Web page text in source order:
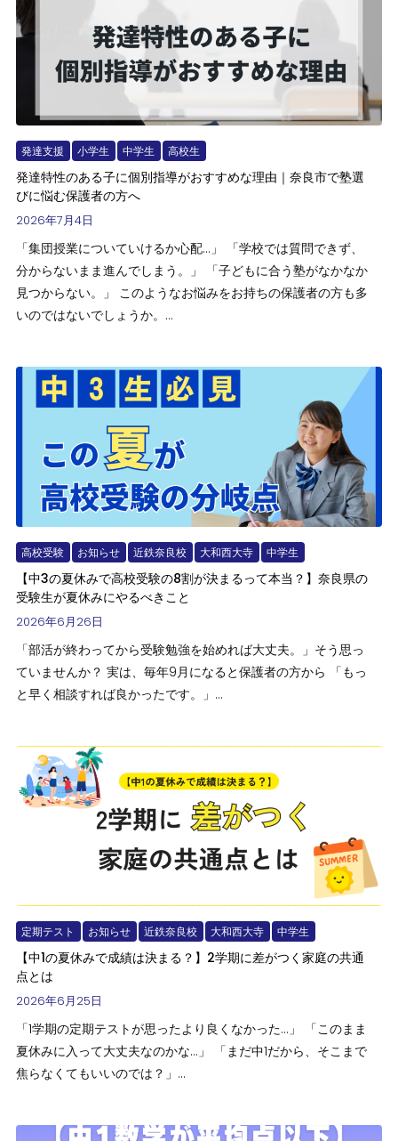
発達支援 小学生 中学生 高校生
発達特性のある子に個別指導がおすすめな理由｜奈良市で塾選
びに悩む保護者の方へ
2026年7月4日
「集団授業についていけるか心配…」 「学校では質問できず、
分からないまま進んでしまう。」 「子どもに合う塾がなかなか
見つからない。」 このようなお悩みをお持ちの保護者の方も多
いのではないでしょうか。...
高校受験 お知らせ 近鉄奈良校 大和西大寺 中学生
【中3の夏休みで高校受験の8割が決まるって本当？】奈良県の
受験生が夏休みにやるべきこと
2026年6月26日
「部活が終わってから受験勉強を始めれば大丈夫。」そう思っ
ていませんか？ 実は、毎年9月になると保護者の方から 「もっ
と早く相談すれば良かったです。」...
定期テスト お知らせ 近鉄奈良校 大和西大寺 中学生
【中1の夏休みで成績は決まる？】2学期に差がつく家庭の共通
点とは
2026年6月25日
「1学期の定期テストが思ったより良くなかった…」 「このまま
夏休みに入って大丈夫なのかな…」 「まだ中1だから、そこまで
焦らなくてもいいのでは？」...